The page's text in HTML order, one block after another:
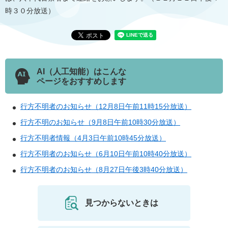
時３０分放送）
AI（人工知能）はこんな
ページをおすすめします
行方不明者のお知らせ（12月8日午前11時15分放送）
行方不明のお知らせ（9月8日午前10時30分放送）
行方不明者情報（4月3日午前10時45分放送）
行方不明者のお知らせ（6月10日午前10時40分放送）
行方不明者のお知らせ（8月27日午後3時40分放送）
見つからないときは